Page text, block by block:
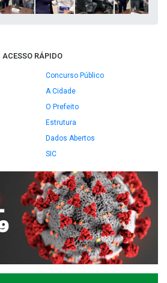
ACESSO RÁPIDO
Concurso Público
A Cidade
O Prefeito
Estrutura
Dados Abertos
SIC